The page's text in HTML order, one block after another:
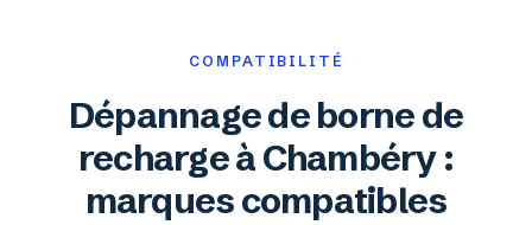
COMPATIBILITÉ
Dépannage de borne de
recharge à Chambéry :
marques compatibles